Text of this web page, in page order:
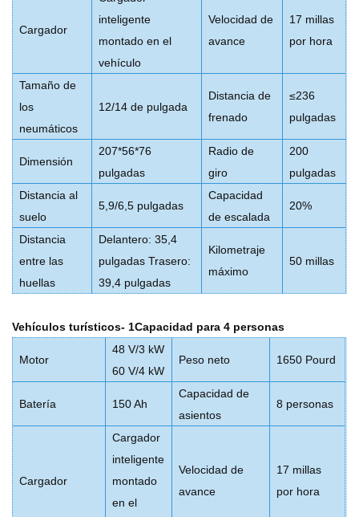
Cargador
inteligente
montado en el
vehículo
Velocidad de
avance
17 millas
por hora
Tamaño de
los
neumáticos
12/14 de pulgada
Distancia de
frenado
≤236
pulgadas
Dimensión
207*56*76
pulgadas
Radio de
giro
200
pulgadas
Distancia al
suelo
5,9/6,5 pulgadas
Capacidad
de escalada
20%
Distancia
entre las
huellas
Delantero: 35,4
pulgadas Trasero:
39,4 pulgadas
Kilometraje
máximo
50 millas
Vehículos turísticos- 1Capacidad para 4 personas
Motor
48 V/3 kW
60 V/4 kW
Peso neto 1650 Pourd
Batería 150 Ah
Capacidad de
asientos
8 personas
Cargador
Cargador
inteligente
montado
en el
Velocidad de
avance
17 millas
por hora